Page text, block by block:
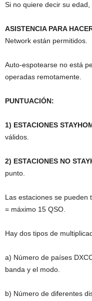
Si no quiere decir su edad,
ASISTENCIA PARA
Network están permitidos.
Auto-espotearse no está
operadas remotamente.
PUNTUACIÓN:
1) ESTACIONES
válidos.
2) ESTACIONES NO
punto.
Las estaciones se pueden
= máximo 15 QSO.
Hay dos tipos de
a) Número de países
banda y el modo.
b) Número de diferentes